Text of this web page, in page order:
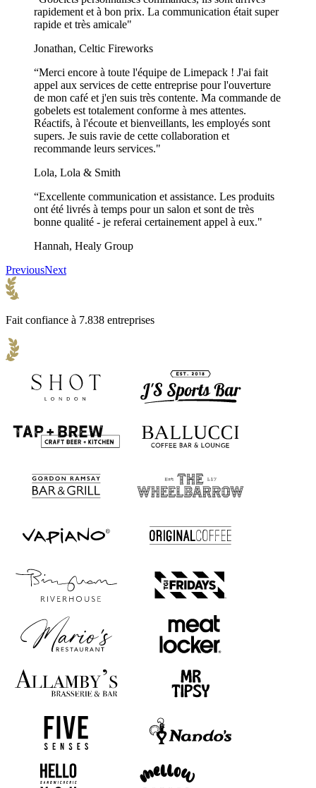
rapidement et à bon prix. La communication était super
rapide et très amicale"
Jonathan, Celtic Fireworks
“Merci encore à toute l'équipe de Limepack ! J'ai fait
appel aux services de cette entreprise pour l'ouverture
de mon café et j'en suis très contente. Ma commande de
gobelets est totalement conforme à mes attentes.
Réactifs, à l'écoute et bienveillants, les employés sont
supers. Je suis ravie de cette collaboration et
recommande leurs services."
Lola, Lola & Smith
“Excellente communication et assistance. Les produits
ont été livrés à temps pour un salon et sont de très
bonne qualité - je referai certainement appel à eux."
Hannah, Healy Group
PreviousNext
Fait confiance à 7.838 entreprises